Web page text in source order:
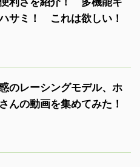
サミ！ これは欲しい！
のレーシングモデル、ホ
んの動画を集めてみた！